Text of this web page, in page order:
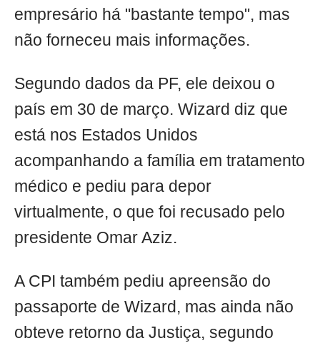
empresário há "bastante tempo", mas
não forneceu mais informações.
Segundo dados da PF, ele deixou o
país em 30 de março. Wizard diz que
está nos Estados Unidos
acompanhando a família em tratamento
médico e pediu para depor
virtualmente, o que foi recusado pelo
presidente Omar Aziz.
A CPI também pediu apreensão do
passaporte de Wizard, mas ainda não
obteve retorno da Justiça, segundo